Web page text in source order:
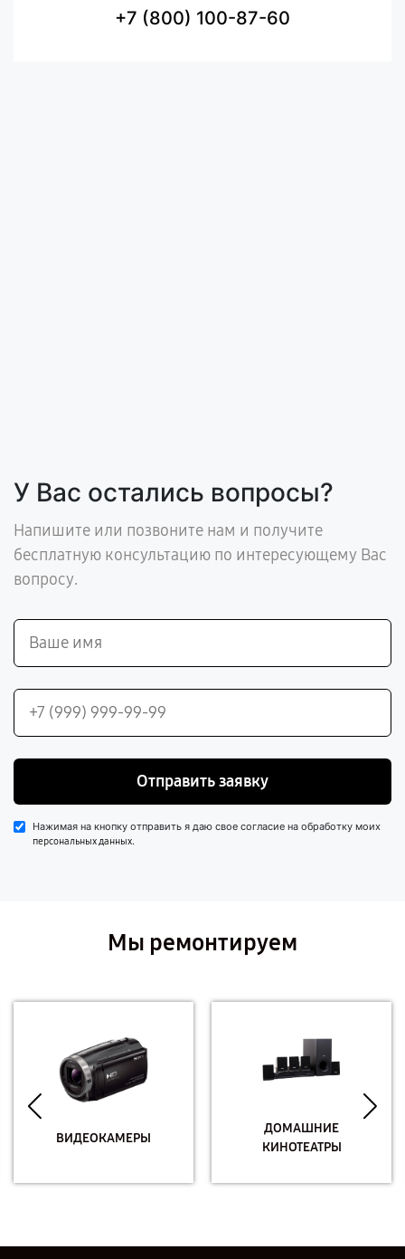
+7 (800) 100-87-60
У Вас остались вопросы?
Напишите или позвоните нам и получите
бесплатную консультацию по интересующему Вас
вопросу.
Отправить заявку
Нажимая на кнопку отправить я даю свое согласие на обработку моих
персональных данных.
Мы ремонтируем
ВИДЕОКАМЕРЫ
ДОМАШНИЕ
КИНОТЕАТРЫ